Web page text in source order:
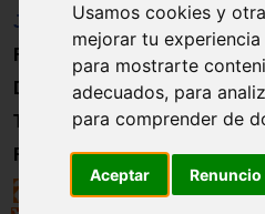
Usamos cookies y
mejorar tu
para mostrarte
adecuados, para
para comprender de
Aceptar Renuncio
Juguetes
Formación
Directorio
Trabajo
Registro